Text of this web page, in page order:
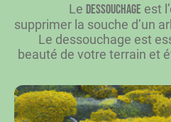
Le dessouchage est
supprimer la souche d’un
Le dessouchage est
beauté de votre terrain et